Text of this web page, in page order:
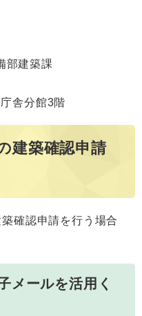
部建築課
舎分館3階
建築確認申請
確認申請を行う場合
メールを活用く